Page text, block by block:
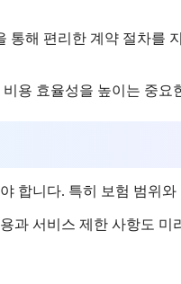
통해 편리한 계약 절차를
용 효율성을 높이는 중
합니다. 특히 보험 범위
과 서비스 제한 사항도